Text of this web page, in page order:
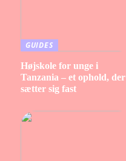
GUIDES
Højskole for unge i
Tanzania – et ophold, der
sætter sig fast